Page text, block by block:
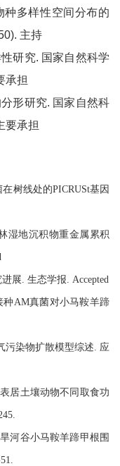
种多样性空间分布的
主持
研究. 国家自然科学
承担
形研究. 国家自然科
要承担
树线处的PICRUSt基因
湿地沉积物重金属累积
展. 生态学报. Accepted
种AM真菌对小马鞍羊蹄
污染物扩散模型综述. 应
居土壤动物不同取食功
河谷小马鞍羊蹄甲根围